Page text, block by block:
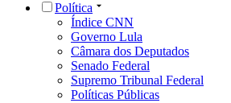
Política
Índice CNN
Governo Lula
Câmara dos Deputados
Senado Federal
Supremo Tribunal Federal
Políticas Públicas